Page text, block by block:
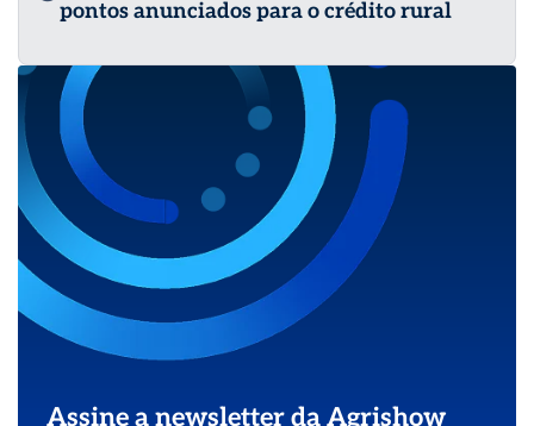
pontos anunciados para o crédito rural
Assine a newsletter da Agrishow